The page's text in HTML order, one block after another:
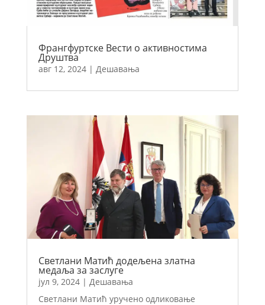
Франгфуртске Вести о активностима
Друштва
авг 12, 2024| Дешавања
Светлани Матић додељена златна
медаља за заслуге
јул 9, 2024| Дешавања
Светлани Матић уручено одликовање